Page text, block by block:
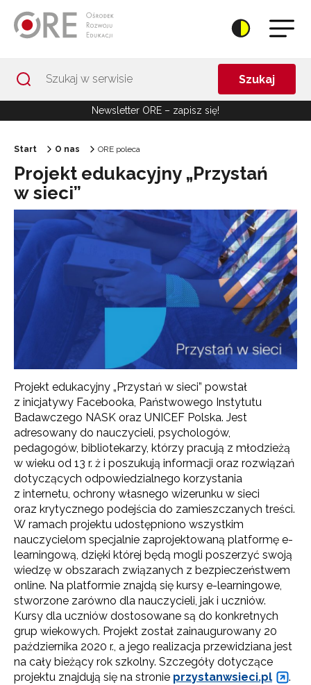
Szukaj
Newsletter ORE – zapisz się!
Start O nas ORE poleca
Projekt edukacyjny „Przystań
w sieci”
Projekt edukacyjny „Przystań w sieci” powstał
z inicjatywy Facebooka, Państwowego Instytutu
Badawczego NASK oraz UNICEF Polska. Jest
adresowany do nauczycieli, psychologów,
pedagogów, bibliotekarzy, którzy pracują z młodzieżą
w wieku od 13 r. ż i poszukują informacji oraz rozwiązań
dotyczących odpowiedzialnego korzystania
z internetu, ochrony własnego wizerunku w sieci
oraz krytycznego podejścia do zamieszczanych treści.
W ramach projektu udostępniono wszystkim
nauczycielom specjalnie zaprojektowaną platformę e-
learningową, dzięki której będą mogli poszerzyć swoją
wiedzę w obszarach związanych z bezpieczeństwem
online. Na platformie znajdą się kursy e-learningowe,
stworzone zarówno dla nauczycieli, jak i uczniów.
Kursy dla uczniów dostosowane są do konkretnych
grup wiekowych. Projekt został zainaugurowany 20
października 2020 r., a jego realizacja przewidziana jest
na cały bieżący rok szkolny. Szczegóły dotyczące
projektu znajdują się na stronie przystanwsieci.pl
.